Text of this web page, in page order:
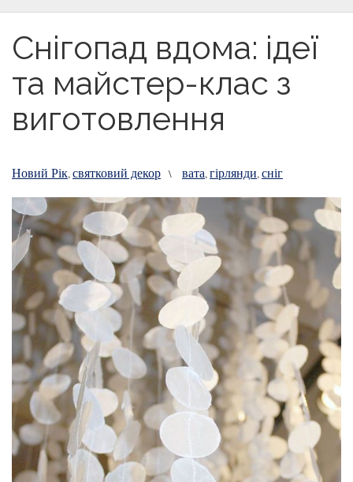
Снігопад вдома: ідеї
та майстер-клас з
виготовлення
Новий Рік,святковий декор \ вата,гірлянди,сніг